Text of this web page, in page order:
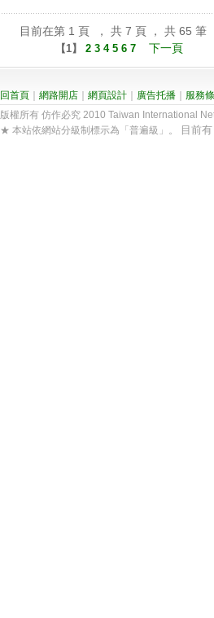
目前在第 1 頁 ， 共 7 頁 ， 共 65 筆
【1】 2 3 4 5 6 7 下一頁
回首頁 網路開店 網頁設計 廣告托播
服務
版權所有 仿作必究 2010 Taiwan International
★ 本站依網站分級制標示為「普遍級」。
目前